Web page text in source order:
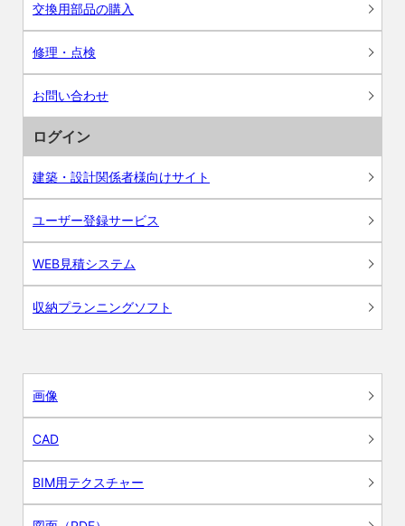
交換用部品の購入
修理・点検
お問い合わせ
ログイン
建築・設計関係者様向けサイト
ユーザー登録サービス
WEB見積システム
収納プランニングソフト
画像
CAD
BIM用テクスチャー